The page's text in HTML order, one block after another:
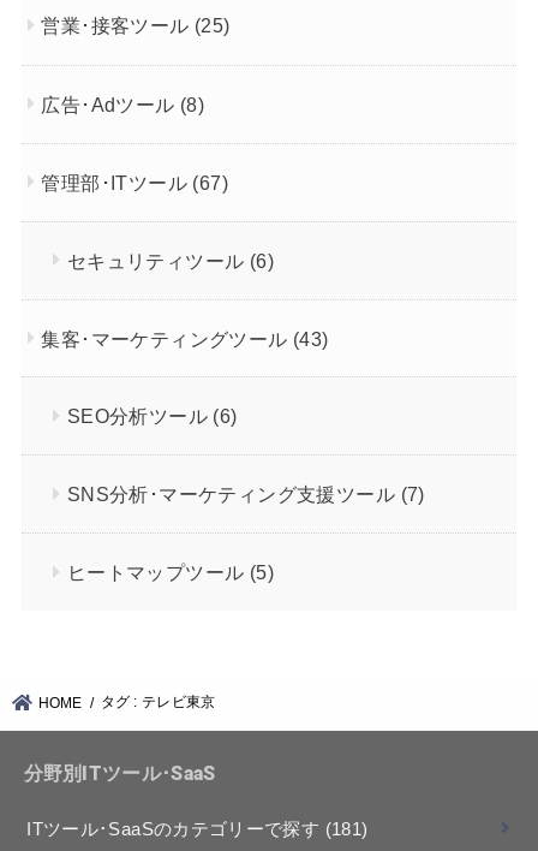
営業･接客ツール (25)
広告･Adツール (8)
管理部･ITツール (67)
セキュリティツール (6)
集客･マーケティングツール (43)
SEO分析ツール (6)
SNS分析･マーケティング支援ツール (7)
ヒートマップツール (5)
HOME タグ : テレビ東京
分野別ITツール･SaaS
ITツール･SaaSのカテゴリーで探す (181)